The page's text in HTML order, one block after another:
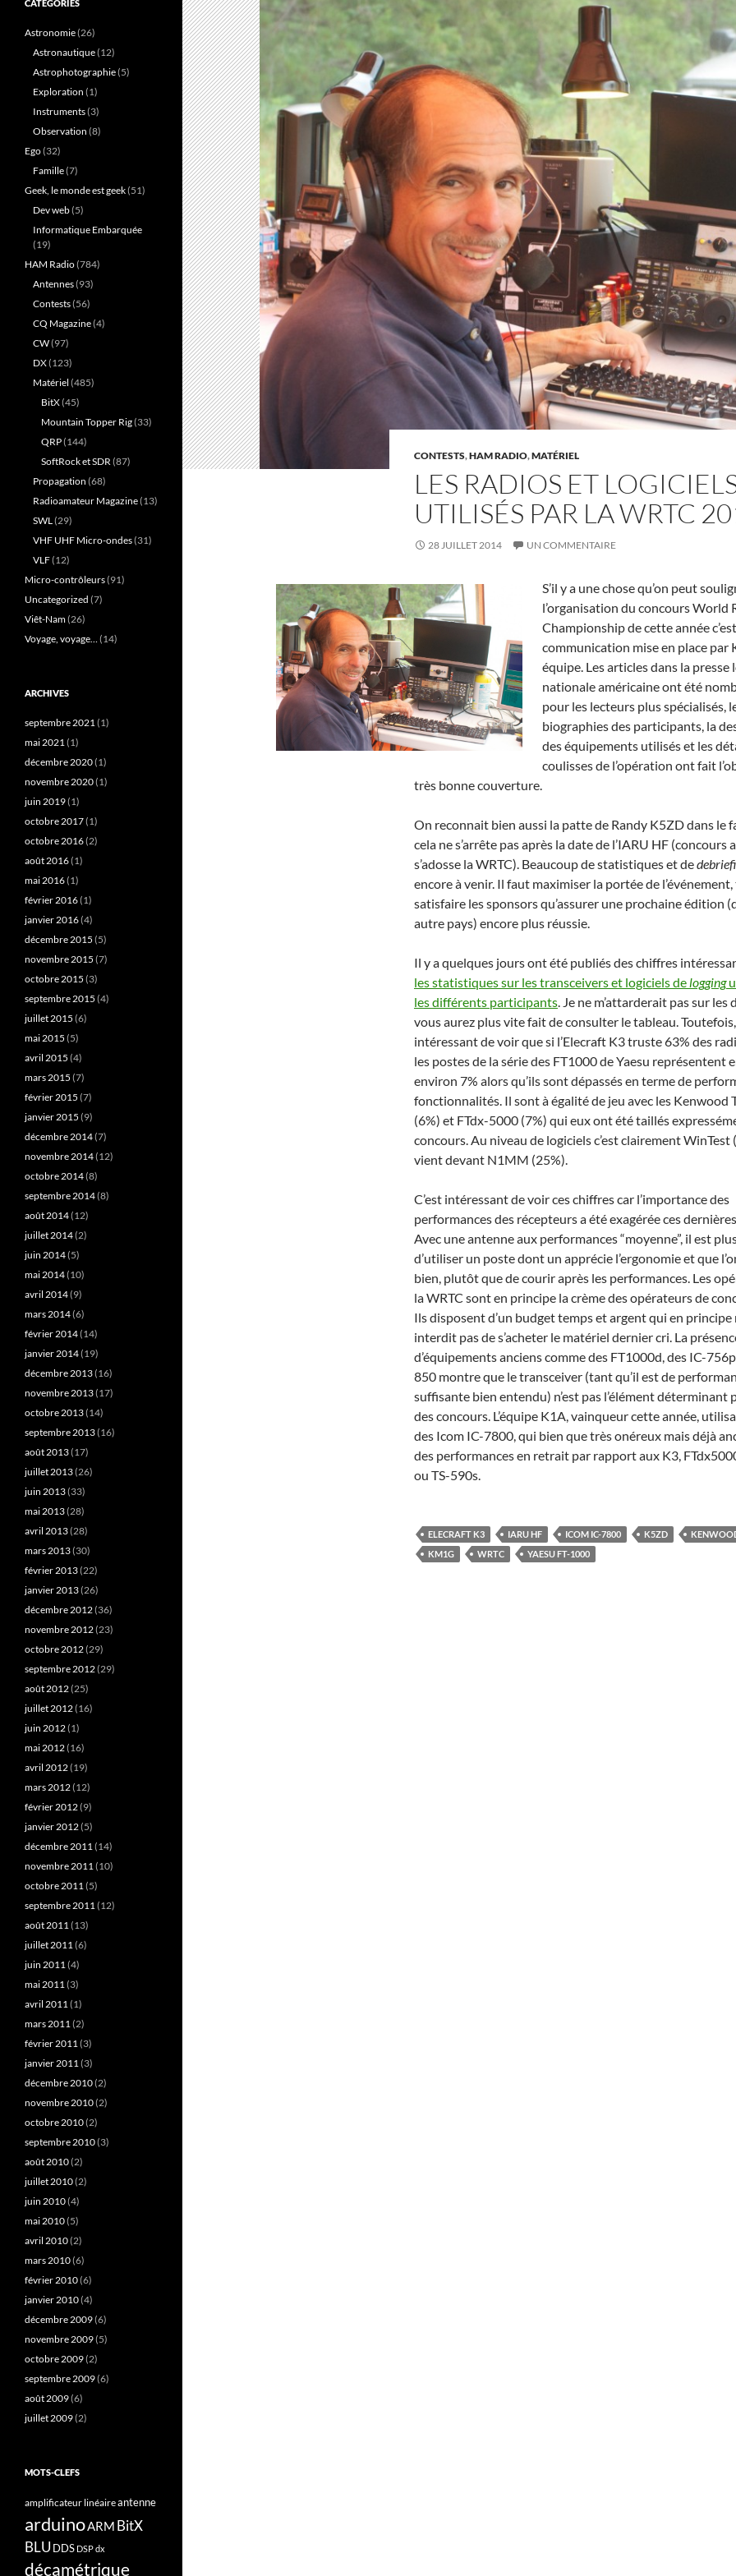
CONTESTS,HAM RADIO,MATÉRIEL
LES RADIOS ET
UTILISÉS PAR LA WRTC
28 JUILLET 2014 UN COMMENTAIRE
S’il y a une chose qu’on peut
l’organisation du concours World
Championship de cette année
communication mise en place par
équipe. Les articles dans la presse
nationale américaine ont été
pour les lecteurs plus spécialisés,
biographies des participants, la
des équipements utilisés et les
coulisses de l’opération ont fait
très bonne couverture.
On reconnait bien aussi la patte de Randy K5ZD dans le
cela ne s’arrête pas après la date de l’IARU HF (concours
s’adosse la WRTC). Beaucoup de statistiques et de
encore à venir. Il faut maximiser la portée de
satisfaire les sponsors qu’assurer une prochaine édition
autre pays) encore plus réussie.
Il y a quelques jours ont été publiés des chiffres
les statistiques sur les transceivers et logiciels delogging
les différents participants. Je ne m’attarderait pas sur les
vous aurez plus vite fait de consulter le tableau.
intéressant de voir que si l’Elecraft K3 truste 63% des
les postes de la série des FT1000 de Yaesu représentent
environ 7% alors qu’ils sont dépassés en terme de
fonctionnalités. Il sont à égalité de jeu avec les Kenwood
(6%) et FTdx-5000 (7%) qui eux ont été taillés
concours. Au niveau de logiciels c’est clairement WinTest
vient devant N1MM (25%).
C’est intéressant de voir ces chiffres car l’importance des
performances des récepteurs a été exagérée ces
Avec une antenne aux performances “moyenne”, il est
d’utiliser un poste dont un apprécie l’ergonomie et que
bien, plutôt que de courir après les performances. Les
la WRTC sont en principe la crème des opérateurs de
Ils disposent d’un budget temps et argent qui en principe
interdit pas de s’acheter le matériel dernier cri. La
d’équipements anciens comme des FT1000d, des IC-
850 montre que le transceiver (tant qu’il est de
suffisante bien entendu) n’est pas l’élément déterminant
des concours. L’équipe K1A, vainqueur cette année,
des Icom IC-7800, qui bien que très onéreux mais déjà
des performances en retrait par rapport aux K3,
ou TS-590s.
ELECRAFT K3 IARU HF ICOM IC-7800 K5ZD
KM1G
WRTC YAESU FT-1000
CATÉGORIES
Astronomie(26)
Astronautique(12)
Astrophotographie(5)
Exploration (1)
Instruments(3)
Observation (8)
Ego(32)
Famille(7)
Geek, le monde est geek(51)
Dev web(5)
Informatique Embarquée
(19)
HAM Radio(784)
Antennes(93)
Contests(56)
CQ Magazine(4)
CW(97)
DX(123)
Matériel (485)
BitX(45)
Mountain Topper Rig(33)
QRP(144)
SoftRock et SDR(87)
Propagation (68)
Radioamateur Magazine(13)
SWL(29)
VHF UHF Micro-ondes(31)
VLF(12)
Micro-contrôleurs(91)
Uncategorized (7)
Viêt-Nam(26)
Voyage, voyage…(14)
ARCHIVES
septembre 2021(1)
mai 2021(1)
décembre 2020(1)
novembre 2020(1)
juin 2019(1)
octobre 2017(1)
octobre 2016(2)
août 2016(1)
mai 2016(1)
février 2016(1)
janvier 2016(4)
décembre 2015 (5)
novembre 2015 (7)
octobre 2015 (3)
septembre 2015 (4)
juillet 2015 (6)
mai 2015 (5)
avril 2015 (4)
mars 2015 (7)
février 2015 (7)
janvier 2015 (9)
décembre 2014(7)
novembre 2014(12)
octobre 2014(8)
septembre 2014(8)
août 2014(12)
juillet 2014(2)
juin 2014(5)
mai 2014(10)
avril 2014(9)
mars 2014(6)
février 2014(14)
janvier 2014(19)
décembre 2013(16)
novembre 2013(17)
octobre 2013(14)
septembre 2013(16)
août 2013(17)
juillet 2013(26)
juin 2013(33)
mai 2013(28)
avril 2013(28)
mars 2013(30)
février 2013(22)
janvier 2013(26)
décembre 2012(36)
novembre 2012(23)
octobre 2012(29)
septembre 2012(29)
août 2012(25)
juillet 2012(16)
juin 2012(1)
mai 2012(16)
avril 2012(19)
mars 2012(12)
février 2012(9)
janvier 2012(5)
décembre 2011(14)
novembre 2011(10)
octobre 2011(5)
septembre 2011(12)
août 2011(13)
juillet 2011(6)
juin 2011(4)
mai 2011(3)
avril 2011(1)
mars 2011(2)
février 2011(3)
janvier 2011(3)
décembre 2010(2)
novembre 2010(2)
octobre 2010(2)
septembre 2010(3)
août 2010(2)
juillet 2010(2)
juin 2010(4)
mai 2010(5)
avril 2010(2)
mars 2010(6)
février 2010(6)
janvier 2010(4)
décembre 2009(6)
novembre 2009(5)
octobre 2009(2)
septembre 2009(6)
août 2009(6)
juillet 2009(2)
MOTS-CLEFS
amplificateur linéaireantenne
arduinoARM BitX
BLU DDS DSPdx
décamétrique